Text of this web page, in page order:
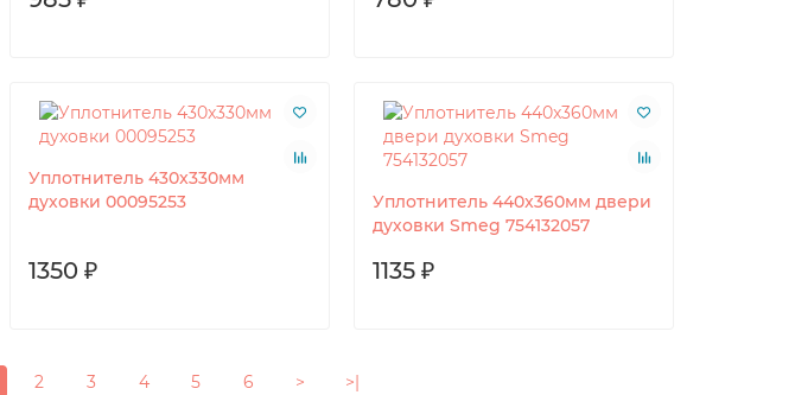
Уплотнитель 430x330мм
духовки 00095253
1350 ₽
Уплотнитель 440x360мм двери
духовки Smeg 754132057
1135 ₽
2 3 4 5 6 > >|